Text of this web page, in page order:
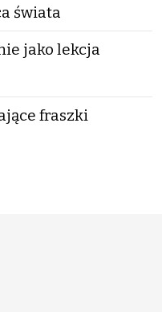
świata
jako lekcja
fraszki